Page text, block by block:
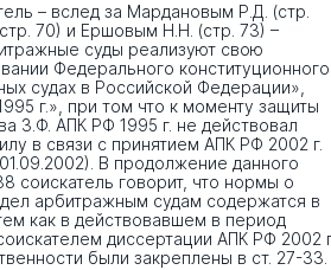
– вслед за Мардановым Р.Д. (стр.
70) и Ершовым Н.Н. (стр. 73) –
суды реализуют свою
Федерального конституционного
судах в Российской Федерации»,
г.», при том что к моменту защиты
З.Ф. АПК РФ 1995 г. не действовал
в связи с принятием АПК РФ 2002 г.
В продолжение данного
соискатель говорит, что нормы о
арбитражным судам содержатся в
как в действовавшем в период
диссертации АПК РФ 2002
были закреплены в ст. 27-33.